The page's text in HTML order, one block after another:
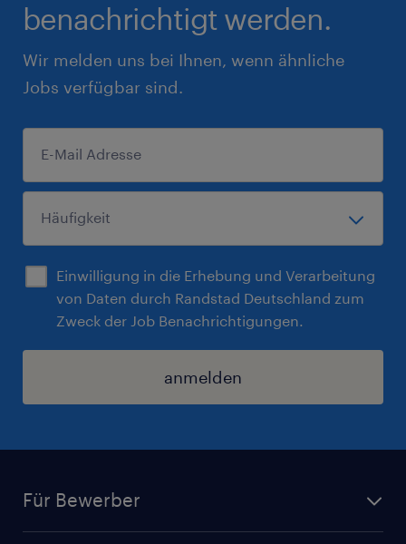
benachrichtigt werden.
Wir melden uns bei Ihnen, wenn ähnliche
Jobs verfügbar sind.
Einwilligung in die Erhebung und Verarbeitung
von Daten durch Randstad Deutschland zum
Zweck der Job Benachrichtigungen.
anmelden
Für Bewerber